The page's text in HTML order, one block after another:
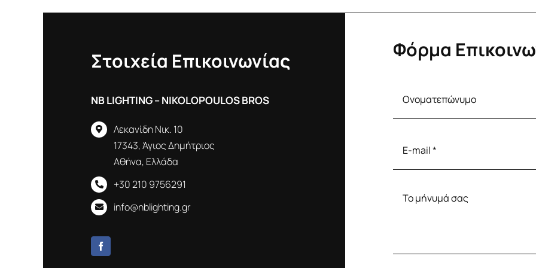
Στοιχεία Επικοινωνίας
NB LIGHTING – NIKOLOPOULOS BROS
Λεκανίδη Νικ. 10
17343, Άγιος Δημήτριος
Αθήνα, Ελλάδα
+30 210 9756291
info@nblighting.gr
Φόρμα